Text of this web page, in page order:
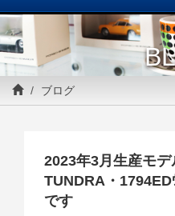
ブログ
2023年3月生産モデ
TUNDRA・1794ED
です